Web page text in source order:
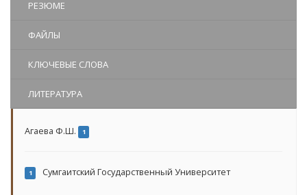
РЕЗЮМЕ
ФАЙЛЫ
КЛЮЧЕВЫЕ СЛОВА
ЛИТЕРАТУРА
Агаева Ф.Ш. 1
1 Сумгаитский Государственный Университет